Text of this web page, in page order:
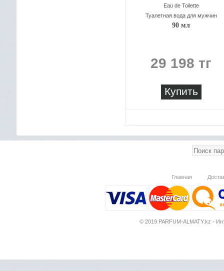
Eau de Toilette
Туалетная вода для мужчин
90 мл
29 198 тг
Купить
Главная
© 2019 PARFUM-ALMATY.kz -